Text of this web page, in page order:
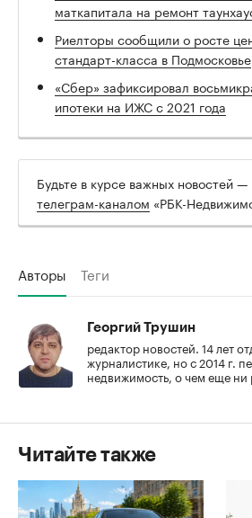
маткапитала на ремонт
Риелторы сообщили о росте
стандарт-класса в Подмосковье
«Сбер» зафиксировал
ипотеки на ИЖС с 2021 года
Будьте в курсе важных новостей —
телеграм-каналом «РБК-
Авторы Теги
Георгий Трушин
редактор новостей. 14 лет
журналистике, но с 2014 г.
недвижимость, о чем еще ни
Читайте также